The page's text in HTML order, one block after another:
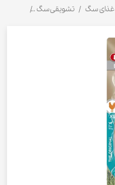
غذای سگ تشویقی سگ